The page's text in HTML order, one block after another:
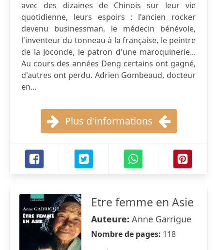
avec des dizaines de Chinois sur leur vie
quotidienne, leurs espoirs : l'ancien rocker
devenu businessman, le médecin bénévole,
l'inventeur du tonneau à la française, le peintre
de la Joconde, le patron d'une maroquinerie...
Au cours des années Deng certains ont gagné,
d'autres ont perdu. Adrien Gombeaud, docteur
en...
Plus d'informations
Etre femme en Asie
Auteure: Anne Garrigue
Nombre de pages: 118